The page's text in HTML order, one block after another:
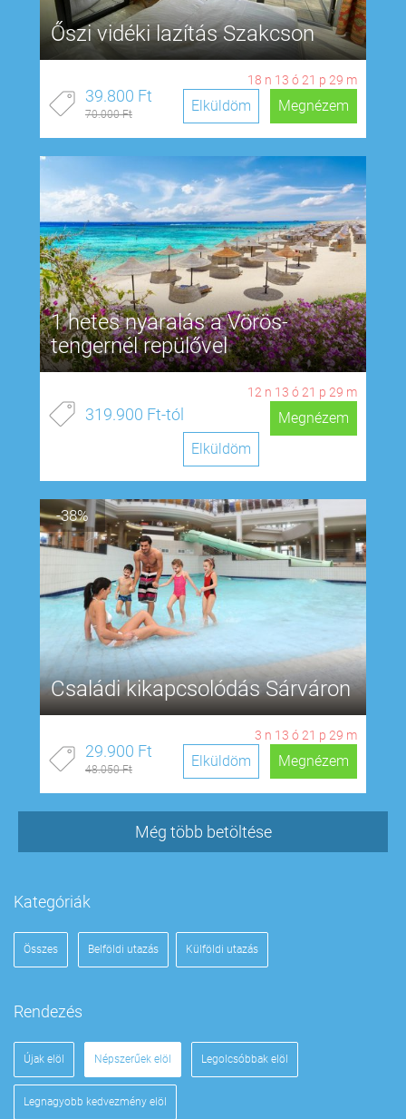
Őszi vidéki lazítás Szakcson
18 n 13 ó 21 p 28 m
39.800 Ft
70.000 Ft Megnézem
Elküldöm
1 hetes nyaralás a Vörös-
tengernél repülővel
12 n 13 ó 21 p 28 m
319.900 Ft-tól
Megnézem
Elküldöm
-38%
Családi kikapcsolódás Sárváron
3 n 13 ó 21 p 28 m
29.900 Ft
48.050 Ft Megnézem
Elküldöm
Még több betöltése
Kategóriák
Összes Belföldi utazás Külföldi utazás
Rendezés
Újak elöl Népszerűek elöl Legolcsóbbak elöl
Legnagyobb kedvezmény elöl